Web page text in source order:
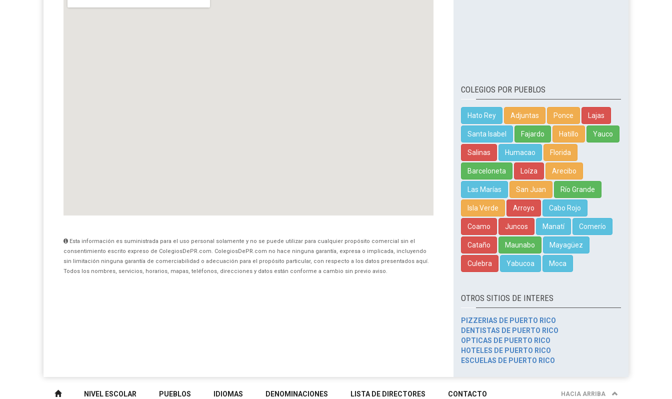
Esta información es suministrada para el uso personal solamente y no se puede utilizar para cualquier propósito comercial sin el
consentimiento escrito expreso de ColegiosDePR.com. ColegiosDePR.com no hace ninguna garantía, expresa o implicada, incluyendo
sin limitación ninguna garantía de comerciabilidad o adecuación para el propósito particular, con respecto a los datos presentados aquí.
Todos los nombres, servicios, horarios, mapas, teléfonos, direcciones y datos están conforme a cambio sin previo aviso.
COLEGIOS POR PUEBLOS
Hato Rey Adjuntas Ponce Lajas
Santa Isabel Fajardo Hatillo Yauco
Salinas Humacao Florida
Barceloneta Loíza Arecibo
Las Marías San Juan Río Grande
Isla Verde Arroyo Cabo Rojo
Coamo Juncos Manatí Comerío
Cataño Maunabo Mayagüez
Culebra Yabucoa Moca
OTROS SITIOS DE INTERES
PIZZERIAS DE PUERTO RICO
DENTISTAS DE PUERTO RICO
OPTICAS DE PUERTO RICO
HOTELES DE PUERTO RICO
ESCUELAS DE PUERTO RICO
NIVEL ESCOLAR PUEBLOS IDIOMAS DENOMINACIONES LISTA DE DIRECTORES CONTACTO HACIA ARRIBA